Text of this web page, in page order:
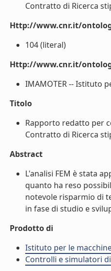
Contratto di Ricerca
Http://www.cnr.it/
104 (literal)
Http://www.cnr.it/
IMAMOTER -- Istituto
Titolo
Rapporto redatto per
Contratto di Ricerca
Abstract
L'analisi FEM è stata
quanto ha reso
notevole risparmio di
in fase di studio e
Prodotto di
Istituto per le
Controlli e simulatori